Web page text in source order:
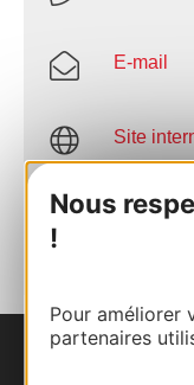
Nous
!
Pour améliorer
partenaires
E-mail
Site
AJOUTER
AU CARNET